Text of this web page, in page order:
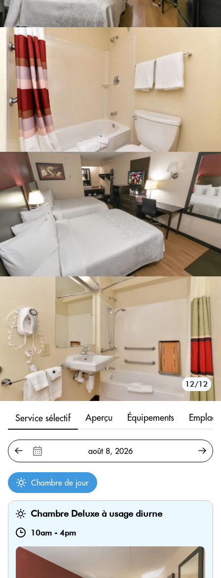
1/12
2/12
3/12
4/12
5/12
6/12
7/12
8/12
9/12
10/12
11/12
12/12
Service sélectif Aperçu Équipements
Chambre de jour
Chambre Deluxe à usage diurne
10am - 4pm